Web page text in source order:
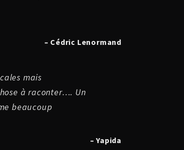
– Cédric Lenormand
mais
à raconter…. Un
beaucoup
– Yapida